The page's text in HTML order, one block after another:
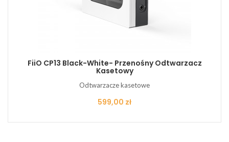
FiiO CP13 Black-White- Przenośny Odtwarzacz
Kasetowy
Odtwarzacze kasetowe
Cena
599,00 zł